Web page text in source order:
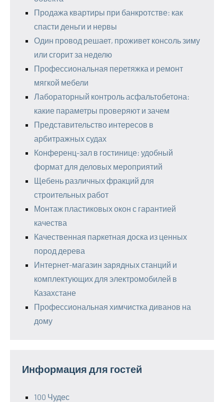
Продажа квартиры при банкротстве: как
спасти деньги и нервы
Один провод решает, проживет консоль зиму
или сгорит за неделю
Профессиональная перетяжка и ремонт
мягкой мебели
Лабораторный контроль асфальтобетона:
какие параметры проверяют и зачем
Представительство интересов в
арбитражных судах
Конференц-зал в гостинице: удобный
формат для деловых мероприятий
Щебень различных фракций для
строительных работ
Монтаж пластиковых окон с гарантией
качества
Качественная паркетная доска из ценных
пород дерева
Интернет-магазин зарядных станций и
комплектующих для электромобилей в
Казахстане
Профессиональная химчистка диванов на
дому
Информация для гостей
100 Чудес